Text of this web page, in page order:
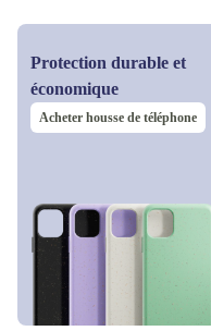
Protection durable et
économique
Acheter housse de téléphone